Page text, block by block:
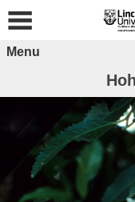
Menu